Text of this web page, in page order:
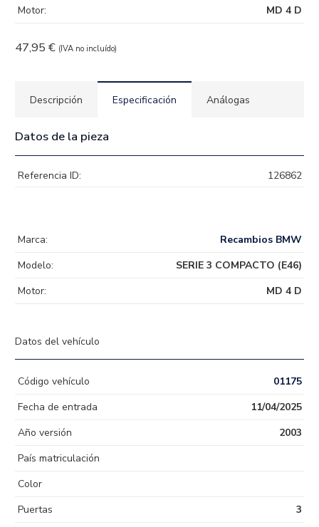
47,95 € (IVA no incluído)
Motor:
MD 4 D
Descripción Especificación Análogas
Datos de la pieza
Referencia ID: 126862
Marca:
Recambios BMW
Modelo:
SERIE 3 COMPACTO (E46)
Motor:
MD 4 D
Datos del vehículo
Código vehículo
01175
Fecha de entrada
11/04/2025
Año versión
2003
País matriculación
Color
Puertas
3